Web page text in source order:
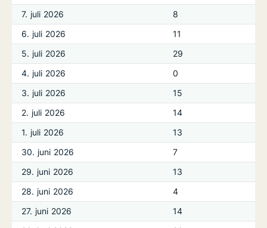
7. juli 2026
8
6. juli 2026
11
5. juli 2026
29
4. juli 2026
0
3. juli 2026
15
2. juli 2026
14
1. juli 2026
13
30. juni 2026
7
29. juni 2026
13
28. juni 2026
4
27. juni 2026
14